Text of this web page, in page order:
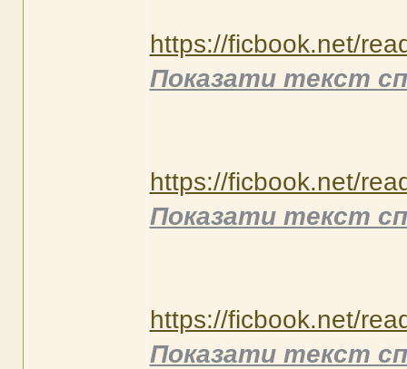
https://ficbook.net/
Показати текст
https://ficbook.net/
Показати текст
https://ficbook.net/
Показати текст